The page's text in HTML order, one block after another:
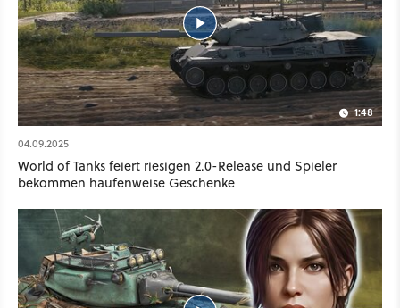
1:48
04.09.2025
World of Tanks feiert riesigen 2.0-Release und Spieler
bekommen haufenweise Geschenke